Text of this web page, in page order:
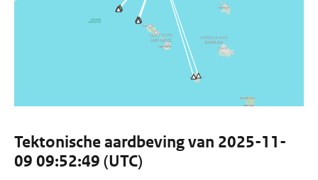
Tektonische aardbeving van 2025-11-
09 09:52:49 (UTC)